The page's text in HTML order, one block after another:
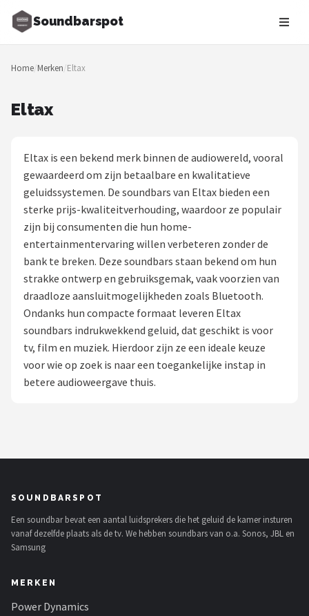
Soundbarspot
Zoeken
NAVIGATIE
Blog
Muziekstijlen
Sonos
JBL
Samsung
Shop
Power Dynamics
JBL
AquaSound
Fenton
Home/Merken/Eltax
Eltax
Eltax is een bekend merk binnen de audiowereld, vooral
gewaardeerd om zijn betaalbare en kwalitatieve
geluidssystemen. De soundbars van Eltax bieden een
sterke prijs-kwaliteitverhouding, waardoor ze populair
zijn bij consumenten die hun home-
entertainmentervaring willen verbeteren zonder de
bank te breken. Deze soundbars staan bekend om hun
strakke ontwerp en gebruiksgemak, vaak voorzien van
draadloze aansluitmogelijkheden zoals Bluetooth.
Ondanks hun compacte formaat leveren Eltax
soundbars indrukwekkend geluid, dat geschikt is voor
tv, film en muziek. Hierdoor zijn ze een ideale keuze
voor wie op zoek is naar een toegankelijke instap in
betere audioweergave thuis.
SOUNDBARSPOT
Een soundbar bevat een aantal luidsprekers die het geluid de kamer insturen
vanaf dezelfde plaats als de tv. We hebben soundbars van o.a. Sonos, JBL en
Samsung
MERKEN
Power Dynamics